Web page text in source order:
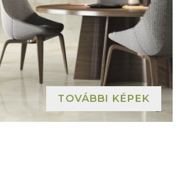
TOVÁBBI KÉPEK